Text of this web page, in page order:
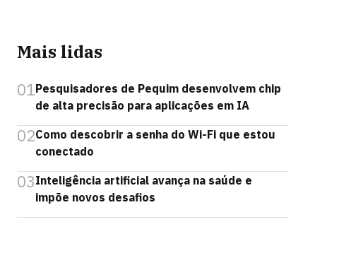
Mais lidas
01Pesquisadores de Pequim desenvolvem chip
de alta precisão para aplicações em IA
02Como descobrir a senha do Wi-Fi que estou
conectado
03Inteligência artificial avança na saúde e
impõe novos desafios